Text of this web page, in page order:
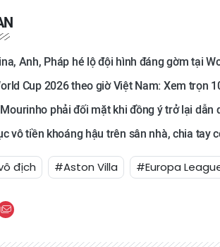
Anh, Pháp hé lộ đội hình đáng gờm tại
Cup 2026 theo giờ Việt Nam: Xem trọn
phải đối mặt khi đồng ý trở lại dẫn
vô tiền khoáng hậu trên sân nhà, chia tay
địch #Aston Villa #Europa